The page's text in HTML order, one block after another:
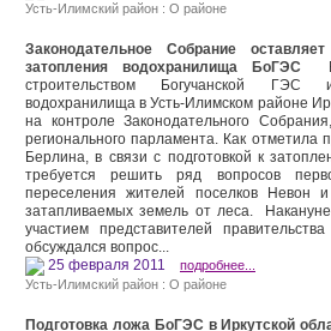
Усть-Илимский район : О районе
Законодательное Собрание
затопления водохранилища БоГЭС
строительством Богучанской
водохранилища в Усть-Илимском районе
на контроле Законодательного
регионального парламента. Как
Берлина, в связи с подготовкой к
требуется решить ряд вопросов
переселения жителей поселков Невон
затапливаемых земель от леса.
участием представителей
обсуждался вопрос...
25 февраля 2011 подробнее...
Усть-Илимский район : О районе
Подготовка ложа БоГЭС в Иркутской